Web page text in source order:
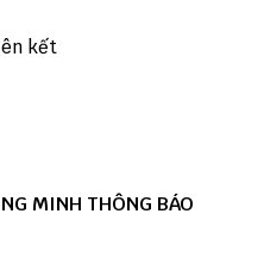
kết
MINH THÔNG BÁO